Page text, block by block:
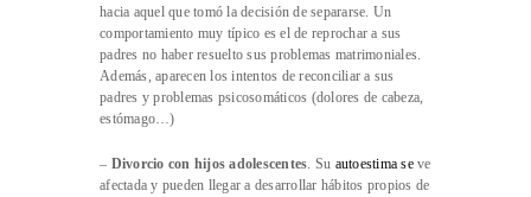
hacia aquel que tomó la decisión de separarse. Un
comportamiento muy típico es el de reprochar a sus
padres no haber resuelto sus problemas matrimoniales.
Además, aparecen los intentos de reconciliar a sus
padres y problemas psicosomáticos (dolores de cabeza,
estómago…)
– Divorcio con hijos adolescentes. Su autoestima seve
afectada y pueden llegar a desarrollar hábitos propios de